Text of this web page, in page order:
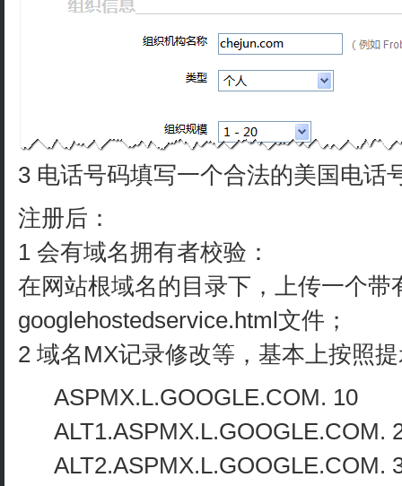
3 电话号码填写一个合法的美国电话
注册后：
1 会有域名拥有者校验：
在网站根域名的目录下，上传一个带
googlehostedservice.html文件；
2 域名MX记录修改等，基本上按照
ASPMX.L.GOOGLE.COM. 10
ALT1.ASPMX.L.GOOGLE.COM.
ALT2.ASPMX.L.GOOGLE.COM.